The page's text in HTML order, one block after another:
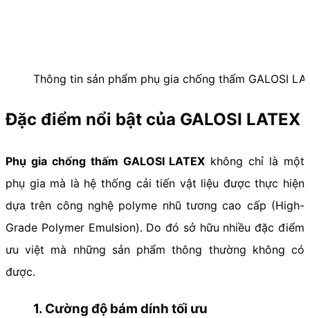
Thông tin sản phẩm phụ gia chống thấm GALOSI
Đặc điểm nổi bật của GALOSI LATEX
Phụ gia chống thấm GALOSI LATEX không chỉ là một
phụ gia mà là hệ thống cải tiến vật liệu được thực hiện
dựa trên công nghệ polyme nhũ tương cao cấp (High-
Grade Polymer Emulsion). Do đó sở hữu nhiều đặc điểm
ưu việt mà những sản phẩm thông thường không có
được.
1. Cường độ bám dính tối ưu